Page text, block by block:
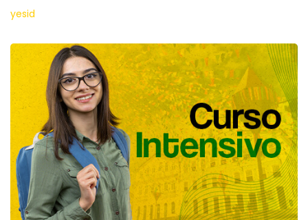
yesid